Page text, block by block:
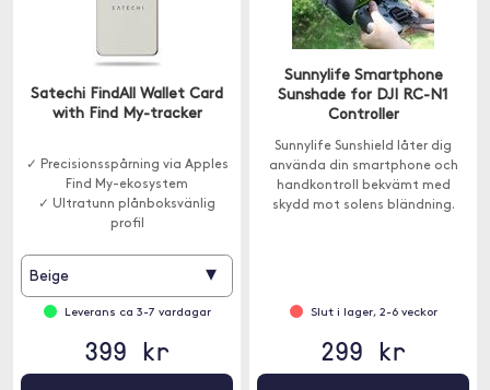
Satechi FindAll Wallet Card
with Find My-tracker
✓ Precisionsspårning via Apples
Find My-ekosystem
✓ Ultratunn plånboksvänlig
profil
Beige ▾
Leverans ca 3-7 vardagar
399 kr
Sunnylife Smartphone
Sunshade for DJI RC-N1
Controller
Sunnylife Sunshield låter dig
använda din smartphone och
handkontroll bekvämt med
skydd mot solens bländning.
Slut i lager, 2-6 veckor
299 kr